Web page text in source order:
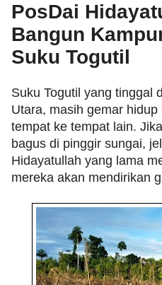
PosDai
Bangun
Suku Togutil
Suku Togutil yang tinggal
Utara, masih gemar
tempat ke tempat lain.
bagus di pinggir sungai,
Hidayatullah yang lama
mereka akan mendirikan